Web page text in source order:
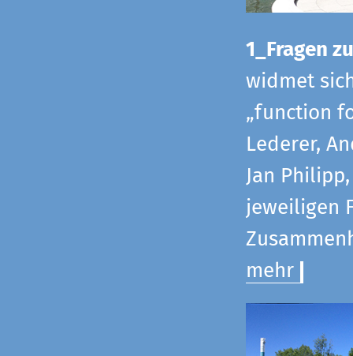
1_Fragen
widmet
„function
Lederer,
Jan
jeweiligen
mehr